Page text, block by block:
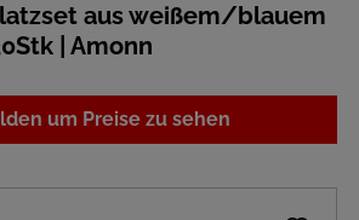
aus weißem/blauem
| Amonn
um Preise zu sehen